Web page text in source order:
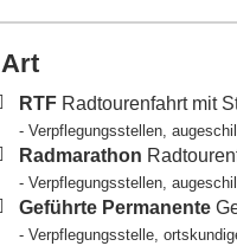
Art
RTF Radtourenfahrt mit
- Verpflegungsstellen,
Radmarathon
- Verpflegungsstellen,
Geführte Permanente
- Verpflegungsstelle,